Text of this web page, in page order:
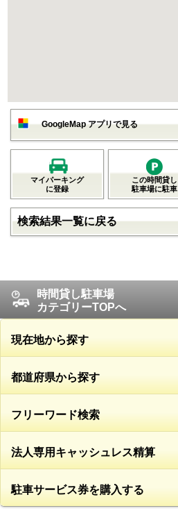
GoogleMap アプリで見る
マイパーキング
に登録
この時間貸し
駐車場に駐車
検索結果一覧に戻る
時間貸し駐車場
カテゴリーTOPへ
現在地から探す
都道府県から探す
フリーワード検索
法人専用キャッシュレス精算
駐車サービス券を購入する